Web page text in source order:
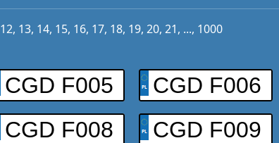
12, 13, 14, 15, 16, 17, 18, 19, 20, 21, ..., 1000
CGD F005
CGD F006
CGD F008
CGD F009